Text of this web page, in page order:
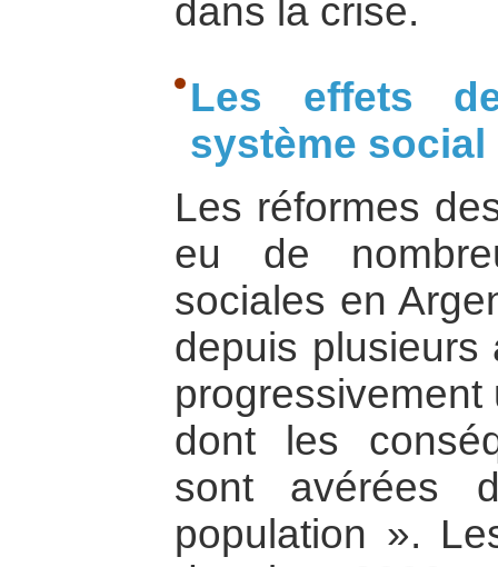
dans la crise.
Les effets
système social
Les réformes
eu de
sociales en
depuis plusieurs
dont les
sont avérées
population ».